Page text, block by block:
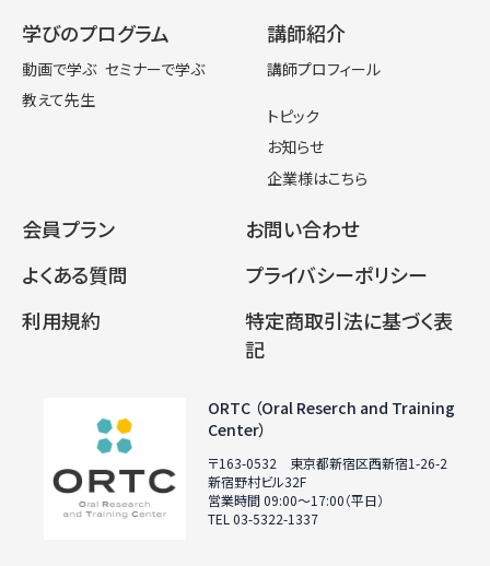
ORTC （Oral Reserch and Training
Center）
〒163-0532 東京都新宿区西新宿1-26-2
新宿野村ビル32F
営業時間 09:00〜17:00（平日）
TEL 03-5322-1337
学びのプログラム
動画で学ぶ セミナーで学ぶ
教えて先生
講師紹介
講師プロフィール
トピック
お知らせ
企業様はこちら
会員プラン
お問い合わせ
よくある質問
プライバシーポリシー
利用規約
特定商取引法に基づく表
記